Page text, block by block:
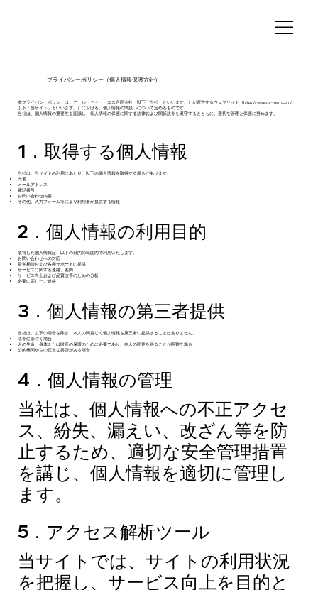
プライバシーポリシー（個人情報保護方針）
本プライバシーポリシーは、アール・ティー・エス合同会社（以下「当社」といいます。）が運営するウェブサイト（https://www.rts-team.com/
以下「当サイト」といいます。）における、個人情報の取扱いについて定めるものです。
当社は、個人情報の重要性を認識し、個人情報の保護に関する法律および関係法令を遵守するとともに、適切な管理と保護に努めます。
1．取得する個人情報
当社は、当サイトの利用にあたり、以下の個人情報を取得する場合があります。
氏名
メールアドレス
電話番号
お問い合わせ内容
その他、入力フォーム等により利用者が提供する情報
2．個人情報の利用目的
取得した個人情報は、以下の目的の範囲内で利用いたします。
お問い合わせへの対応
留学相談および各種サポートの提供
サービスに関する連絡、案内
サービス向上および品質改善のための分析
必要に応じたご連絡
3．個人情報の第三者提供
当社は、以下の場合を除き、本人の同意なく個人情報を第三者に提供することはありません。
法令に基づく場合
人の生命、身体または財産の保護のために必要であり、本人の同意を得ることが困難な場合
公的機関からの正当な要請がある場合
4．個人情報の管理
当社は、個人情報への不正アクセ
ス、紛失、漏えい、改ざん等を防
止するため、適切な安全管理措置
を講じ、個人情報を適切に管理し
ます。
5．アクセス解析ツール
当サイトでは、サイトの利用状況
を把握し、サービス向上を目的と